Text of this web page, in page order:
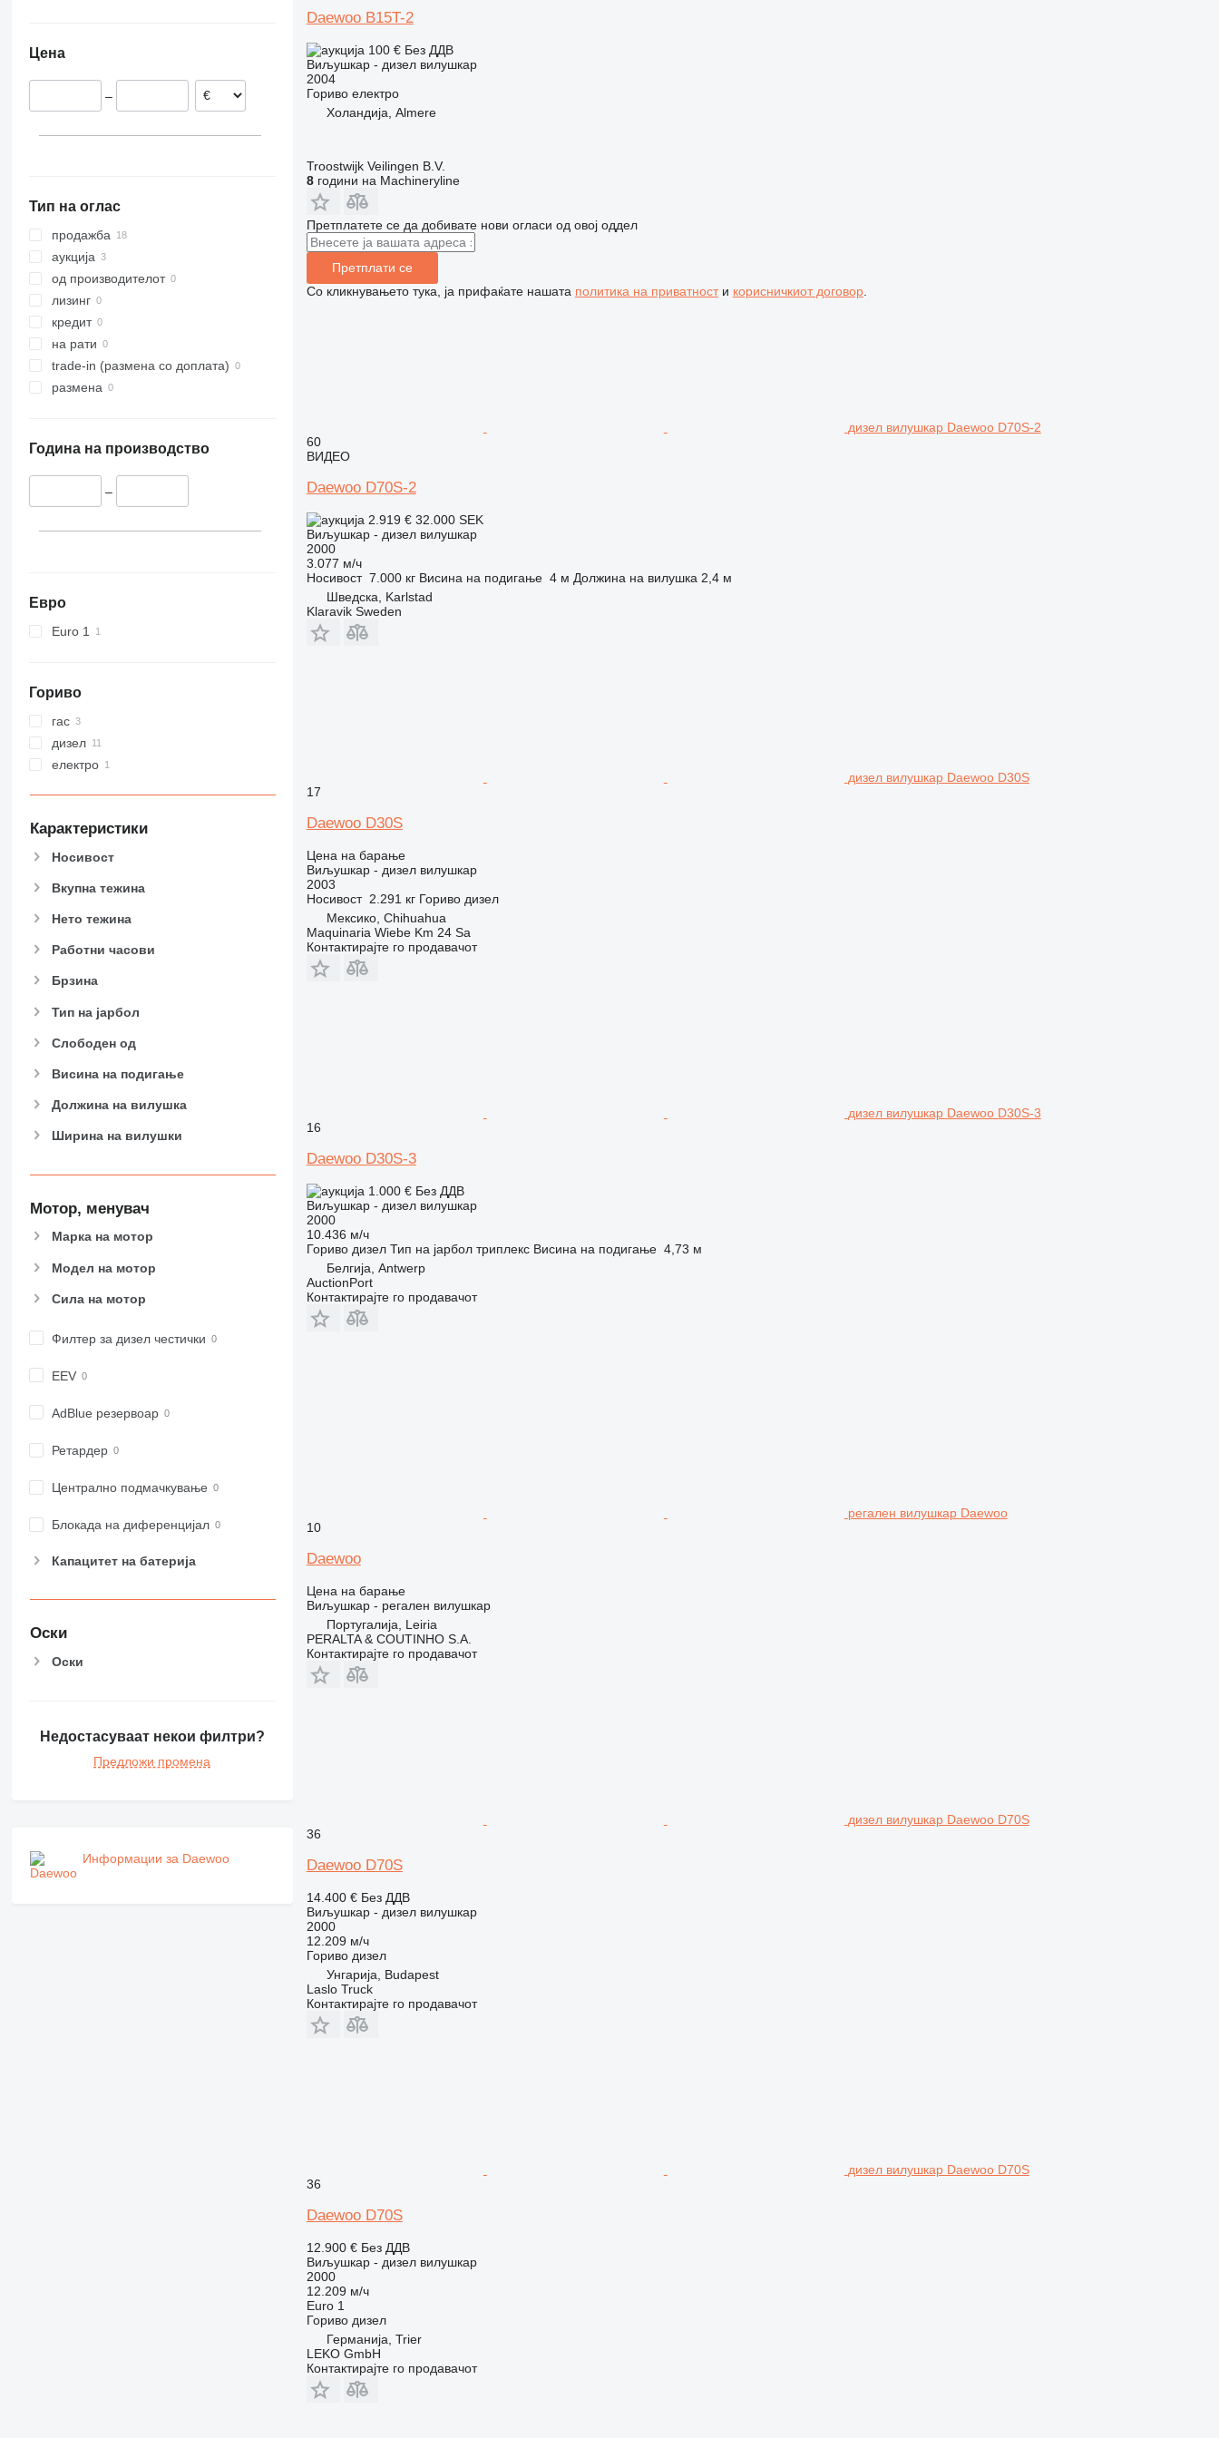
555-260R
TM
ESD
FXV
Kanvan
R-series
RC
RX
SXD
SXH
RREШведска
Франција
Цена
–
Тип на оглас
продажба
аукција
од производителот
лизинг
кредит
на рати
trade-in (размена со доплата)
размена
Година на производство
–
Евро
Euro 1
Гориво
гас
дизел
електро
Карактеристики
Носивост
Вкупна тежина
Нето тежина
Работни часови
Брзина
Тип на јарбол
Слободен од
Висина на подигање
Должина на вилушка
Ширина на вилушки
Мотор, менувач
Марка на мотор
Модел на мотор
Сила на мотор
Филтер за дизел честички
EEV
AdBlue резервоар
Ретардер
Централно подмачкување
Блокада на диференцијал
Капацитет на батерија
Оски
Оски
Недостасуваат некои филтри?
Предложи промена
Информации за Daewoo
Daewoo B15T-2
100 € Без ДДВ
Виљушкар - дизел вилушкар
2004
Гориво електро
Холандија, Almere
Troostwijk Veilingen B.V.
8години на Machineryline
Претплатете се да добивате нови огласи од овој оддел
Претплати се
Со кликнувањето тука, ја прифаќате нашата политика на приватности корисничкиот договор.
дизел вилушкар Daewoo D70S-2
60
ВИДЕО
Daewoo D70S-2
2.919 € 32.000 SEK
Виљушкар - дизел вилушкар
2000
3.077 м/ч
Носивост 7.000 кг Висина на подигање 4 м Должина на вилушка 2,4 м
Шведска, Karlstad
Klaravik Sweden
дизел вилушкар Daewoo D30S
17
Daewoo D30S
Цена на барање
Виљушкар - дизел вилушкар
2003
Носивост 2.291 кг Гориво дизел
Мексико, Chihuahua
Maquinaria Wiebe Km 24 Sa
Контактирајте го продавачот
дизел вилушкар Daewoo D30S-3
16
Daewoo D30S-3
1.000 € Без ДДВ
Виљушкар - дизел вилушкар
2000
10.436 м/ч
Гориво дизел Тип на јарбол триплекс Висина на подигање 4,73 м
Белгија, Antwerp
AuctionPort
Контактирајте го продавачот
регален вилушкар Daewoo
10
Daewoo
Цена на барање
Виљушкар - регален вилушкар
Португалија, Leiria
PERALTA & COUTINHO S.A.
Контактирајте го продавачот
дизел вилушкар Daewoo D70S
36
Daewoo D70S
14.400 € Без ДДВ
Виљушкар - дизел вилушкар
2000
12.209 м/ч
Гориво дизел
Унгарија, Budapest
Laslo Truck
Контактирајте го продавачот
дизел вилушкар Daewoo D70S
36
Daewoo D70S
12.900 € Без ДДВ
Виљушкар - дизел вилушкар
2000
12.209 м/ч
Euro 1
Гориво дизел
Германија, Trier
LEKO GmbH
Контактирајте го продавачот